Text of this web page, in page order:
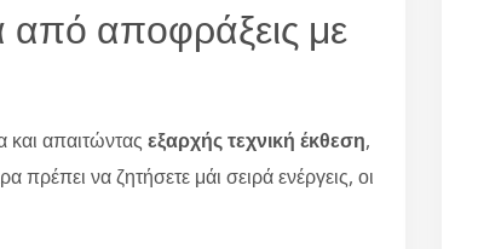
από αποφράξεις με
και απαιτώντας εξαρχής τεχνική έκθεση,
πρέπει να ζητήσετε μάι σειρά ενέργεις, οι